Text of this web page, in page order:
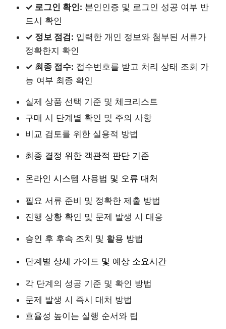
✓ 로그인 확인: 본인인증 및 로그인 성공 여부 반
드시 확인
✓ 정보 점검: 입력한 개인 정보와 첨부된 서류가
정확한지 확인
✓ 최종 접수: 접수번호를 받고 처리 상태 조회 가
능 여부 최종 확인
실제 상품 선택 기준 및 체크리스트
구매 시 단계별 확인 및 주의 사항
비교 검토를 위한 실용적 방법
최종 결정 위한 객관적 판단 기준
온라인 시스템 사용법 및 오류 대처
필요 서류 준비 및 정확한 제출 방법
진행 상황 확인 및 문제 발생 시 대응
승인 후 후속 조치 및 활용 방법
단계별 상세 가이드 및 예상 소요시간
각 단계의 성공 기준 및 확인 방법
문제 발생 시 즉시 대처 방법
효율성 높이는 실행 순서와 팁